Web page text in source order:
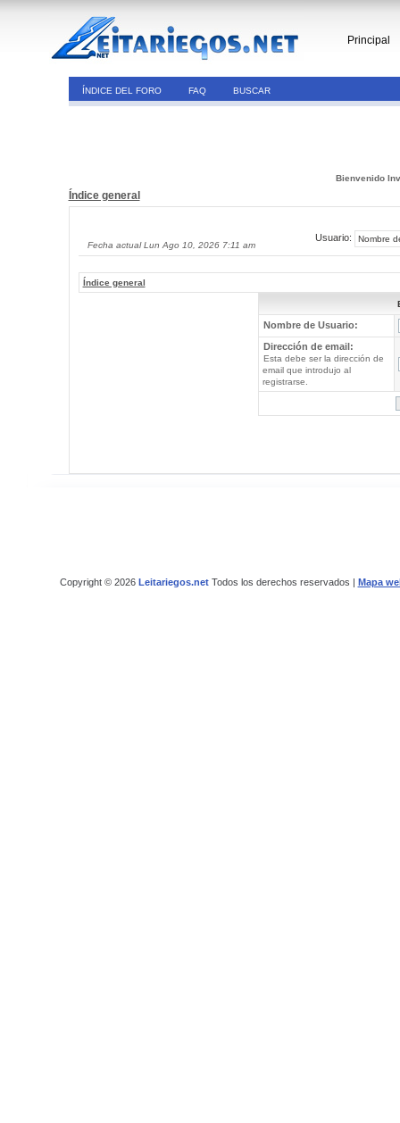
Principal
ÍNDICE DEL FORO FAQ BUSCAR
Bienvenido
Índice general
Fecha actual Lun Ago 10, 2026 7:11 am
Usuario:
Índice general
Nombre de Usuario:
Dirección de email:
Esta debe ser la dirección de
email que introdujo al
registrarse.
Copyright © 2026 Leitariegos.netTodos los derechos reservados | Mapa